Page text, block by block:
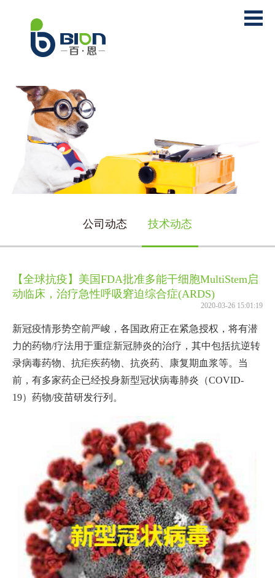
公司动态 技术动态
【全球抗疫】美国FDA批准多能干细胞MultiStem启
动临床，治疗急性呼吸窘迫综合症(ARDS)
2020-03-26 15:01:19
新冠疫情形势空前严峻，各国政府正在紧急授权，将有潜
力的药物/疗法用于重症新冠肺炎的治疗，其中包括抗逆转
录病毒药物、抗疟疾药物、抗炎药、康复期血浆等。当
前，有多家药企已经投身新型冠状病毒肺炎（COVID-
19）药物/疫苗研发行列。